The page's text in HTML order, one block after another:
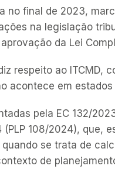
no final de 2023,
na legislação
da Lei
respeito ao ITCMD,
acontece em
pela EC 132/
(PLP 108/2024),
se trata de
de